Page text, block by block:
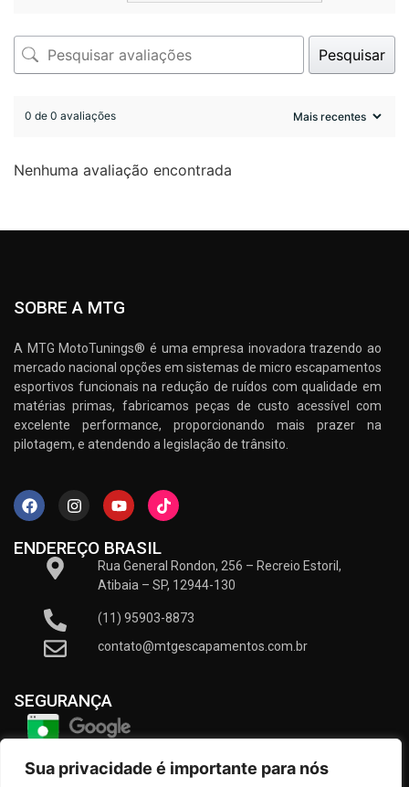
Sua privacidade é importante para nós
Pesquisar
0 de 0 avaliações
Nenhuma avaliação encontrada
SOBRE A MTG
A MTG MotoTunings® é uma empresa inovadora trazendo ao
mercado nacional opções em sistemas de micro escapamentos
esportivos funcionais na redução de ruídos com qualidade em
matérias primas, fabricamos peças de custo acessível com
excelente performance, proporcionando mais prazer na
pilotagem, e atendendo a legislação de trânsito.
ENDEREÇO BRASIL
Rua General Rondon, 256 – Recreio Estoril,
Atibaia – SP, 12944-130
(11) 95903-8873
contato@mtgescapamentos.com.br
SEGURANÇA